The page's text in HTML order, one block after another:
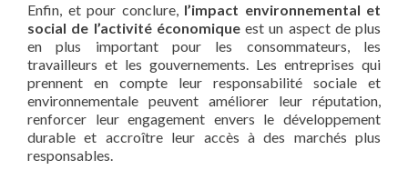
Enfin, et pour conclure, l’impact environnemental et
social de l’activité économiqueest un aspect de plus
en plus important pour les consommateurs, les
travailleurs et les gouvernements. Les entreprises qui
prennent en compte leur responsabilité sociale et
environnementale peuvent améliorer leur réputation,
renforcer leur engagement envers le développement
durable et accroître leur accès à des marchés plus
responsables.